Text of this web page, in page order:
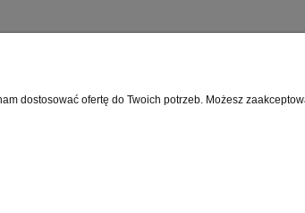
dostosować ofertę do Twoich potrzeb. Możesz